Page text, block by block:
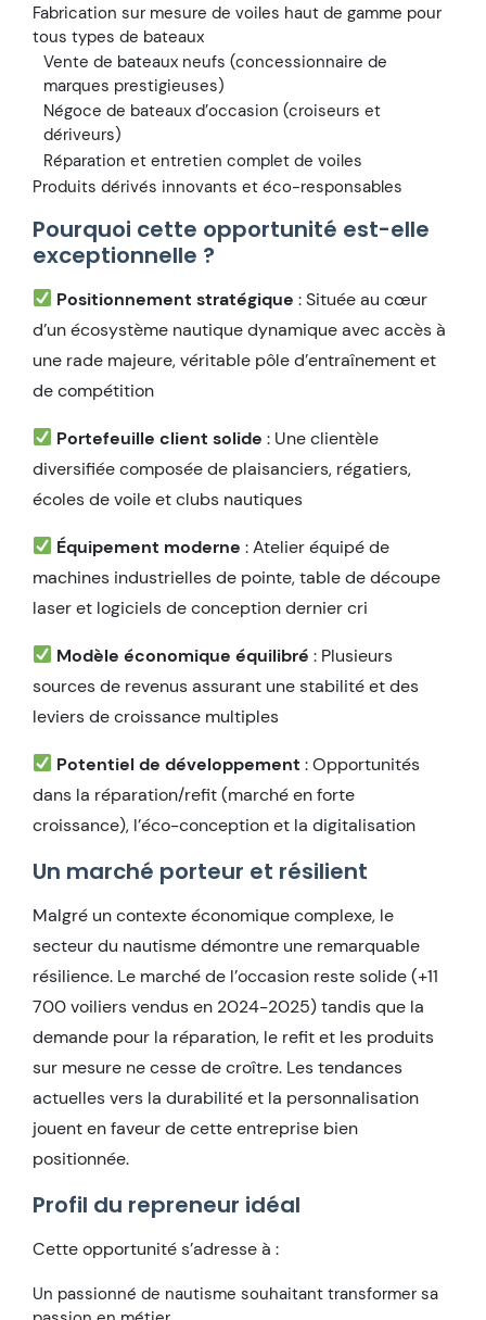
Fabrication sur mesure de voiles haut de gamme pour
tous types de bateaux
Vente de bateaux neufs (concessionnaire de
marques prestigieuses)
Négoce de bateaux d’occasion (croiseurs et
dériveurs)
Réparation et entretien complet de voiles
Produits dérivés innovants et éco-responsables
Pourquoi cette opportunité est-elle
exceptionnelle ?
Positionnement stratégique : Située au cœur
d’un écosystème nautique dynamique avec accès à
une rade majeure, véritable pôle d’entraînement et
de compétition
Portefeuille client solide : Une clientèle
diversifiée composée de plaisanciers, régatiers,
écoles de voile et clubs nautiques
Équipement moderne : Atelier équipé de
machines industrielles de pointe, table de découpe
laser et logiciels de conception dernier cri
Modèle économique équilibré : Plusieurs
sources de revenus assurant une stabilité et des
leviers de croissance multiples
Potentiel de développement : Opportunités
dans la réparation/refit (marché en forte
croissance), l’éco-conception et la digitalisation
Un marché porteur et résilient
Malgré un contexte économique complexe, le
secteur du nautisme démontre une remarquable
résilience. Le marché de l’occasion reste solide (+11
700 voiliers vendus en 2024-2025) tandis que la
demande pour la réparation, le refit et les produits
sur mesure ne cesse de croître. Les tendances
actuelles vers la durabilité et la personnalisation
jouent en faveur de cette entreprise bien
positionnée.
Profil du repreneur idéal
Cette opportunité s’adresse à :
Un passionné de nautisme souhaitant transformer sa